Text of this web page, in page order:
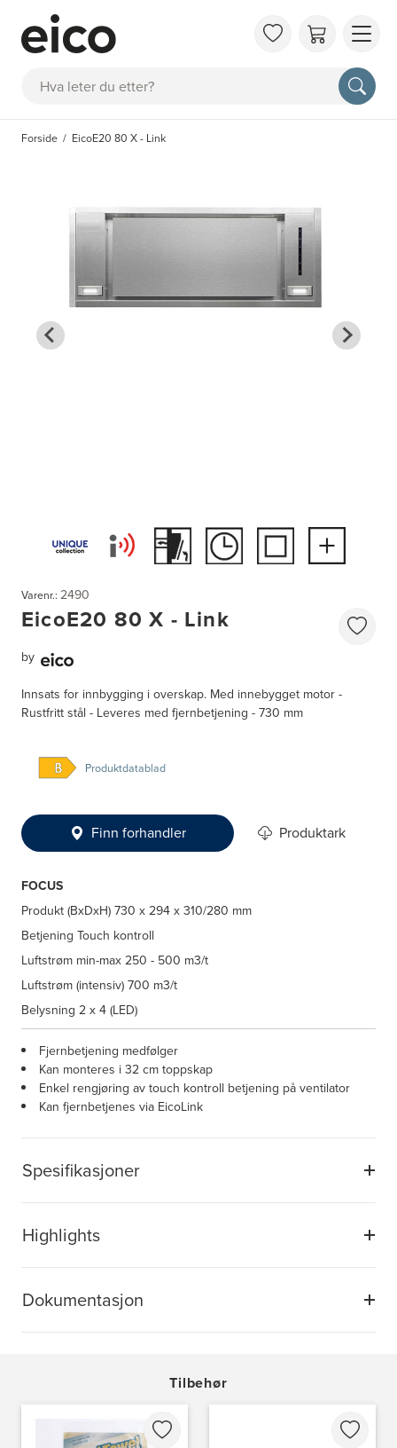
Søk
OM
FAQ
Forside EicoE20 80 X - Link
Spesifikasjoner
Highlights
Dokumentasjon
Varenr.: 2490
EicoE20 80 X - Link
by
Innsats for innbygging i overskap. Med innebygget motor -
Rustfritt stål - Leveres med fjernbetjening - 730 mm
Produktdatablad
Finn forhandler Produktark
FOCUS
Produkt (BxDxH)730 x 294 x 310/280 mm
Betjening Touch kontroll
Luftstrøm min-max250 - 500 m3/t
Luftstrøm (intensiv)700 m3/t
Belysning 2 x 4 (LED)
Fjernbetjening medfølger
Kan monteres i 32 cm toppskap
Enkel rengjøring av touch kontroll betjening på ventilator
Kan fjernbetjenes via EicoLink
Tilbehør